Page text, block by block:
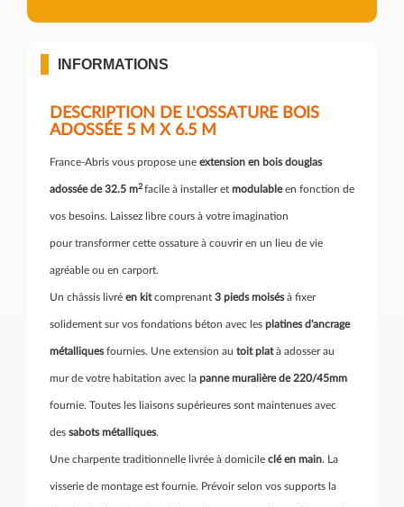
INFORMATIONS
DESCRIPTION DE L'OSSATURE BOIS
ADOSSÉE 5 M X 6.5 M
France-Abris vous propose une extension en bois douglas
adossée de 32.5 m2 facile à installer et modulableen fonction de
vos besoins. Laissez libre cours à votre imagination
pour transformer cette ossature à couvrir en un lieu de vie
agréable ou en carport.
Un châssis livré en kitcomprenant 3 pieds moisésà fixer
solidement sur vos fondations béton avec les platines d'ancrage
métalliquesfournies. Une extension au toit platà adosser au
mur de votre habitation avec la panne muralière de 220/45mm
fournie. Toutes les liaisons supérieures sont maintenues avec
des sabots métalliques.
Une charpente traditionnelle livrée à domicile clé en main. La
visserie de montage est fournie. Prévoir selon vos supports la